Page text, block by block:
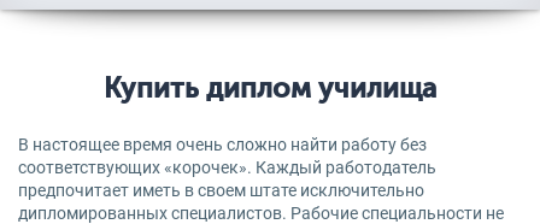
Купить диплом училища
В настоящее время очень сложно найти работу без
соответствующих «корочек». Каждый работодатель
предпочитает иметь в своем штате исключительно
дипломированных специалистов. Рабочие специальности не